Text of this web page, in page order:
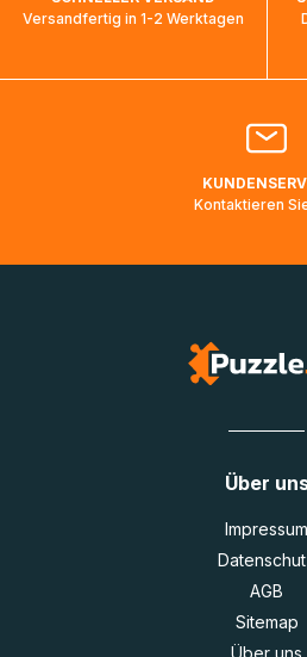
ankommen und von der dortigen
bearbeitet werden.
Bitte kontaktieren Sie den
Lieferadressen in Deutschland oder
Versandfertig in 1-2 Werktagen
Kontaktieren
Über
Impressum
AGB
Sitemap